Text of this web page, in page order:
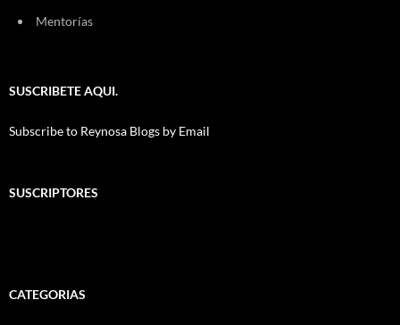
Mentorías
SUSCRIBETE AQUI.
Subscribe to Reynosa Blogs by Email
SUSCRIPTORES
CATEGORIAS